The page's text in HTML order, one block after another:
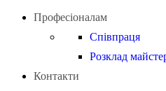
Професіоналам
Співпраця
Розклад
Контакти